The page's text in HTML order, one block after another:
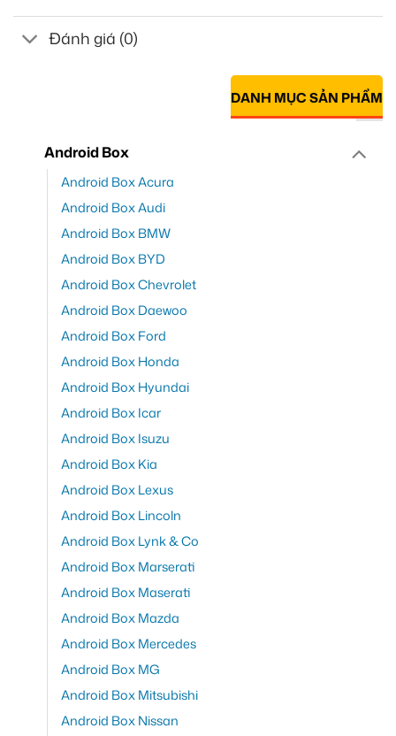
Đánh giá (0)
DANH MỤC SẢN PHẨM
Android Box
Android Box Acura
Android Box Audi
Android Box BMW
Android Box BYD
Android Box Chevrolet
Android Box Daewoo
Android Box Ford
Android Box Honda
Android Box Hyundai
Android Box Icar
Android Box Isuzu
Android Box Kia
Android Box Lexus
Android Box Lincoln
Android Box Lynk & Co
Android Box Marserati
Android Box Maserati
Android Box Mazda
Android Box Mercedes
Android Box MG
Android Box Mitsubishi
Android Box Nissan